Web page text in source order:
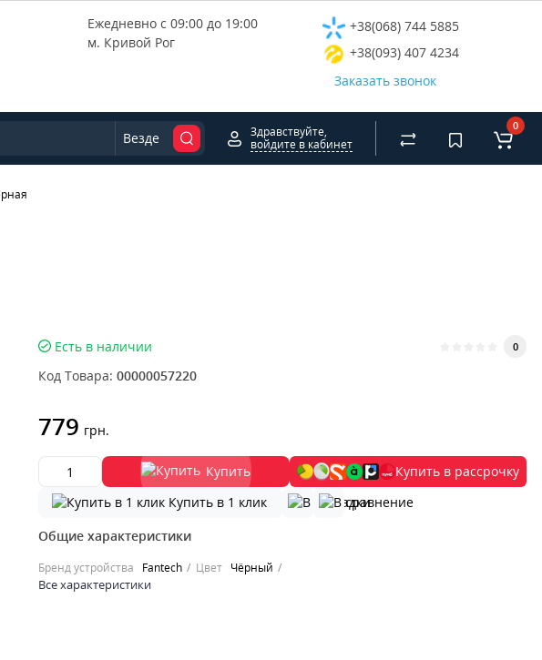
Ежедневно с 09:00 до 19:00
м. Кривой Рог
+38(068) 744 5885
+38(093) 407 4234
Заказать звонок
Везде
Здравствуйте,
войдите в кабинет
0
Есть в наличии 0
Код Товара: 00000057220
779 грн.
Купить
Купить в рассрочку
Купить в 1 клик
Общие характеристики
Бренд устройства Fantech Цвет Чёрный
Все характеристики